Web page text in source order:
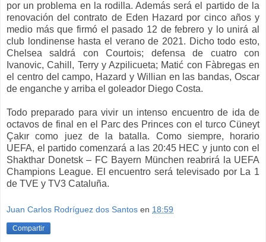
por un problema en la rodilla. Además será el partido de la
renovación del contrato de Eden Hazard por cinco años y
medio más que firmó el pasado 12 de febrero y lo unirá al
club londinense hasta el verano de 2021. Dicho todo esto,
Chelsea saldrá con Courtois; defensa de cuatro con
Ivanovic, Cahill, Terry y Azpilicueta; Matić con Fàbregas en
el centro del campo, Hazard y Willian en las bandas, Oscar
de enganche y arriba el goleador Diego Costa.
Todo preparado para vivir un intenso encuentro de ida de
octavos de final en el Parc des Princes con el turco Cüneyt
Çakır como juez de la batalla. Como siempre, horario
UEFA, el partido comenzará a las 20:45 HEC y junto con el
Shakthar Donetsk – FC Bayern München reabrirá la UEFA
Champions League. El encuentro será televisado por La 1
de TVE y TV3 Cataluña.
Juan Carlos Rodríguez dos Santos en 18:59
Compartir